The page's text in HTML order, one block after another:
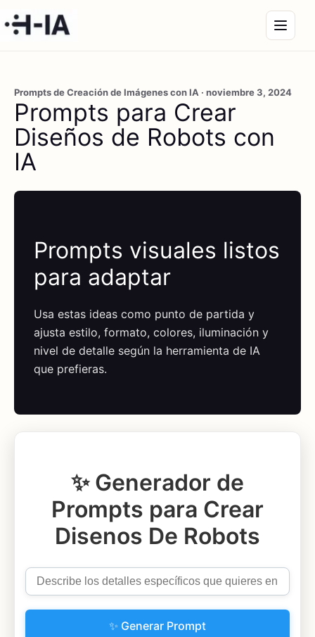
Prompts de Creación de Imágenes con IA · noviembre 3, 2024
Prompts para Crear
Diseños de Robots con
IA
Prompts visuales listos
para adaptar
Usa estas ideas como punto de partida y
ajusta estilo, formato, colores, iluminación y
nivel de detalle según la herramienta de IA
que prefieras.
✨ Generador de
Prompts para Crear
Disenos De Robots
✨ Generar Prompt